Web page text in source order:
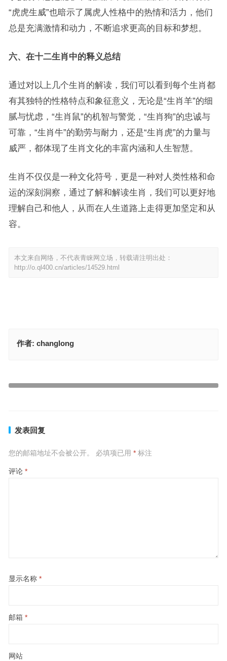
“虎虎生威”也暗示了属虎人性格中的热情和活力，他们
总是充满激情和动力，不断追求更高的目标和梦想。
六、在十二生肖中的释义总结
通过对以上几个生肖的解读，我们可以看到每个生肖都
有其独特的性格特点和象征意义，无论是“生肖羊”的细
腻与忧虑，“生肖鼠”的机智与警觉，“生肖狗”的忠诚与
可靠，“生肖牛”的勤劳与耐力，还是“生肖虎”的力量与
威严，都体现了生肖文化的丰富内涵和人生智慧。
生肖不仅仅是一种文化符号，更是一种对人类性格和命
运的深刻洞察，通过了解和解读生肖，我们可以更好地
理解自己和他人，从而在人生道路上走得更加坚定和从
容。
本文来自网络，不代表青睐网立场，转载请注明出处：
http://o.ql400.cn/articles/14529.html
作者: changlong
发表回复
您的邮箱地址不会被公开。 必填项已用 *标注
评论 *
显示名称 *
邮箱 *
网站